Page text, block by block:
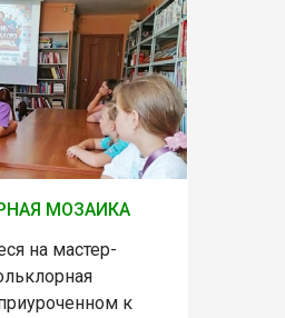
МОЗАИКА
на мастер-
к